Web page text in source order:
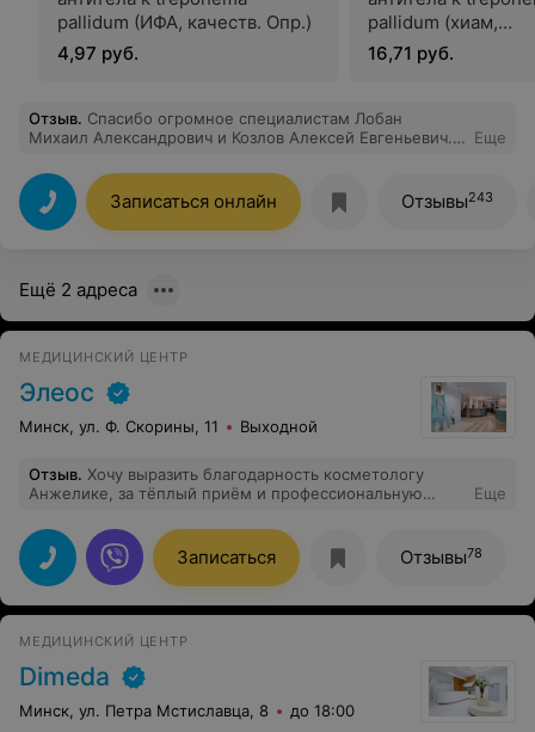
pallidum (ИФА, качеств. Опр.)
4,97 руб.
pallidum (хиам,
16,71 руб.
Отзыв. Спасибо огромное специалистам Лобан
Михаил Александрович и Козлов Алексей Евгеньевич.
возможность, поставила 10 звезд!
Еще
Записаться онлайн Отзывы243
Ещё 2 адреса
МЕДИЦИНСКИЙ ЦЕНТР
Элеос
Минск, ул. Ф. Скорины, 11 Выходной
Отзыв. Хочу выразить благодарность косметологу
Анжелике, за тёплый приём и профессиональную
Была приятно удивлена великолепно оборудованной
комнатой, уровнем обслуживания и высоким
качеством используемой косметики. А самое главное,
трудно найти человека, так любящего свою работу, как
Анжелика. Очень советую посетить косметолога,
приятные процедуры для лица и тела! Результатом
очень довольна! Получила массу приятных ощущений,
позитив и красоту!
Еще
Записаться Отзывы78
МЕДИЦИНСКИЙ ЦЕНТР
Dimeda
Минск, ул. Петра Мстиславца, 8 до 18:00